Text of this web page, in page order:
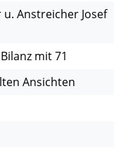
Anstreicher Josef
mit 71
Ansichten